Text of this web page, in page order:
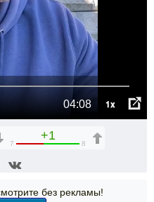
04:08 1x
+1
7 8
без рекламы!